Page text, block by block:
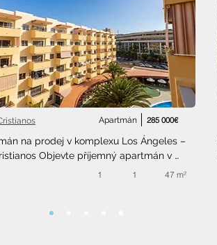
Apartmán 285 000€
na prodej v komplexu Los Ángeles –
Objevte příjemný apartmán v
1 1 47 m²